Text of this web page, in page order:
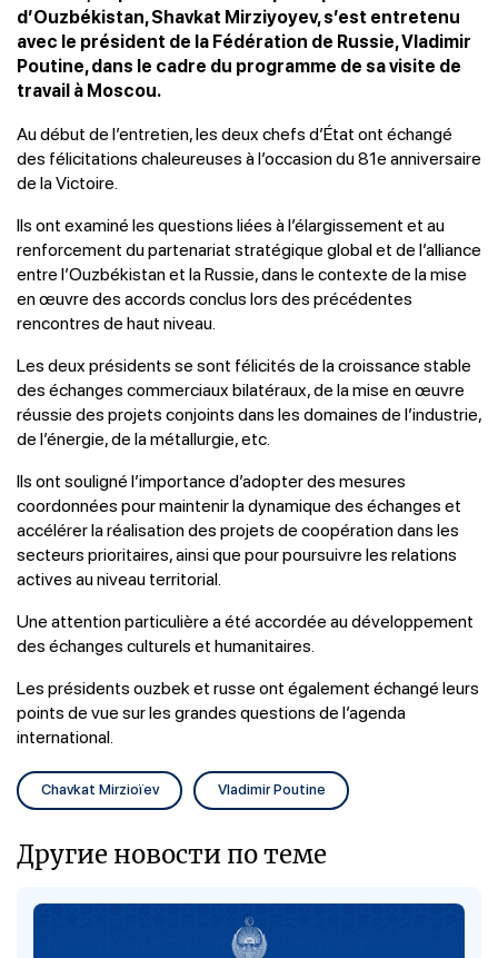
d’Ouzbékistan, Shavkat Mirziyoyev, s’est entretenu
avec le président de la Fédération de Russie, Vladimir
Poutine, dans le cadre du programme de sa visite de
travail à Moscou.
Au début de l’entretien, les deux chefs d’État ont échangé
des félicitations chaleureuses à l’occasion du 81e anniversaire
de la Victoire.
Ils ont examiné les questions liées à l’élargissement et au
renforcement du partenariat stratégique global et de l’alliance
entre l’Ouzbékistan et la Russie, dans le contexte de la mise
en œuvre des accords conclus lors des précédentes
rencontres de haut niveau.
Les deux présidents se sont félicités de la croissance stable
des échanges commerciaux bilatéraux, de la mise en œuvre
réussie des projets conjoints dans les domaines de l’industrie,
de l’énergie, de la métallurgie, etc.
Ils ont souligné l’importance d’adopter des mesures
coordonnées pour maintenir la dynamique des échanges et
accélérer la réalisation des projets de coopération dans les
secteurs prioritaires, ainsi que pour poursuivre les relations
actives au niveau territorial.
Une attention particulière a été accordée au développement
des échanges culturels et humanitaires.
Les présidents ouzbek et russe ont également échangé leurs
points de vue sur les grandes questions de l’agenda
international.
Chavkat Mirzioïev Vladimir Poutine
Другие новости по теме